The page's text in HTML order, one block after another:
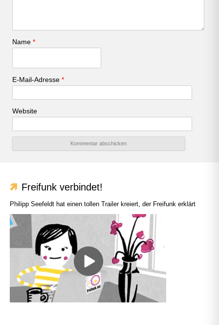
Name *
E-Mail-Adresse *
Website
Freifunk verbindet!
Philipp Seefeldt hat einen tollen Trailer kreiert, der Freifunk erklärt